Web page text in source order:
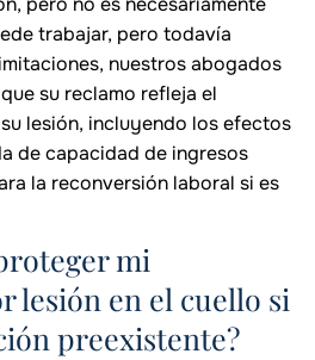
trabajar, pero todavía
nuestros abogados
su reclamo refleja el
lesión, incluyendo los efectos
de capacidad de ingresos
la reconversión laboral si es
mi
lesión en el cuello si
preexistente?